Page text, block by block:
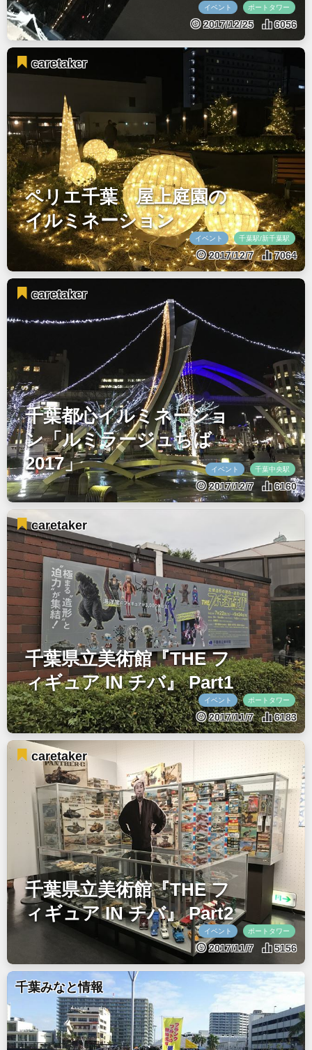
イベント ポートタワー
2017/12/25 6056
caretaker
ペリエ千葉 屋上庭園の
イルミネーション
イベント 千葉駅/新千葉駅
2017/12/7 7064
caretaker
千葉都心イルミネーショ
ン「ルミラージュちば
2017」
イベント 千葉中央駅
2017/12/7 6160
caretaker
千葉県立美術館『THE フ
ィギュア IN チバ』 Part1
イベント ポートタワー
2017/11/7 6183
caretaker
千葉県立美術館『THE フ
ィギュア IN チバ』 Part2
イベント ポートタワー
2017/11/7 5156
千葉みなと情報